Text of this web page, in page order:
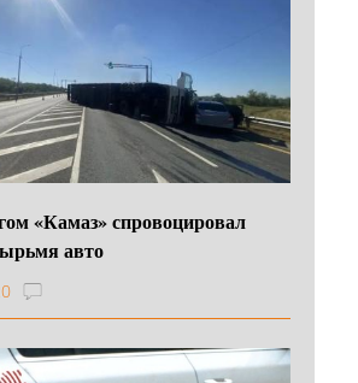
«Камаз» спровоцировал
авто